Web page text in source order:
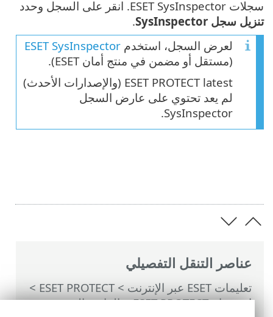
عناصر التنقل التفصيلي
تعليمات ESET عبر الإنترنت >
ESET PROTECT
>
استخدام ‎ESET PROTECT
>القائمة الرئيسية
سجلات ESET SysInspector. انقر على السجل وحدد
تنزيل سجل SysInspector
.
لعرض السجل، استخدم ESET SysInspector
(مستقل أو مضمن في منتج أمان ESET).
ESET PROTECT latest (والإصدارات الأحدث)
لم يعد تحتوي على عارض السجل
SysInspector.